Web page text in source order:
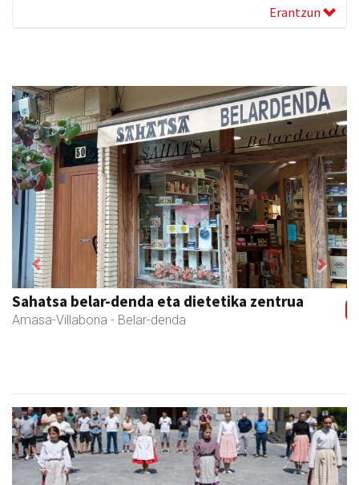
Erantzun
Amasa kafetegia
Amasa-Villabona - Gozotegiak
Previous Next